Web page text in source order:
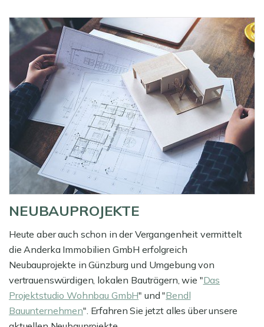
NEUBAUPROJEKTE
Heute aber auch schon in der Vergangenheit vermittelt
die Anderka Immobilien GmbH erfolgreich
Neubauprojekte in Günzburg und Umgebung von
vertrauenswürdigen, lokalen Bauträgern, wie "Das
Projektstudio Wohnbau GmbH" und "Bendl
Bauunternehmen". Erfahren Sie jetzt alles über unsere